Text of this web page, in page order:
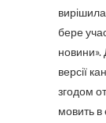
бере
новини».
версії
згодом
мовить в